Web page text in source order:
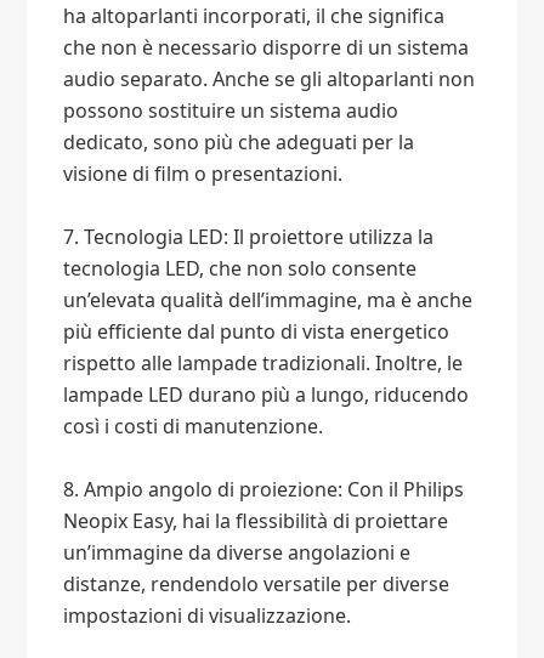
ha altoparlanti incorporati, il che significa
che non è necessario disporre di un sistema
audio separato. Anche se gli altoparlanti non
possono sostituire un sistema audio
dedicato, sono più che adeguati per la
visione di film o presentazioni.
7. Tecnologia LED: Il proiettore utilizza la
tecnologia LED, che non solo consente
un’elevata qualità dell’immagine, ma è anche
più efficiente dal punto di vista energetico
rispetto alle lampade tradizionali. Inoltre, le
lampade LED durano più a lungo, riducendo
così i costi di manutenzione.
8. Ampio angolo di proiezione: Con il Philips
Neopix Easy, hai la flessibilità di proiettare
un’immagine da diverse angolazioni e
distanze, rendendolo versatile per diverse
impostazioni di visualizzazione.